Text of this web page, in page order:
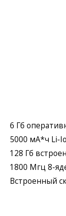
6 Гб
5000 мА*ч Li-
128 Гб
1800 Мгц 8-
Встроенный